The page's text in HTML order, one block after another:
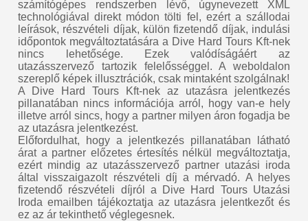
számítógépes rendszerben lévő, úgynevezett XML
technológiával direkt módon tölti fel, ezért a szállodai
leírások, részvételi díjak, külön fizetendő díjak, indulási
időpontok megváltoztatására a Dive Hard Tours Kft-nek
nincs lehetősége. Ezek valódíságáért az
utazásszervező tartozik felelősséggel. A weboldalon
szereplő képek illusztrációk, csak mintaként szolgálnak!
A Dive Hard Tours Kft-nek az utazásra jelentkezés
pillanatában nincs információja arról, hogy van-e hely
illetve arról sincs, hogy a partner milyen áron fogadja be
az utazásra jelentkezést.
Előfordulhat, hogy a jelentkezés pillanatában látható
árat a partner előzetes értesítés nélkül megváltoztatja,
ezért mindig az utazásszervező partner utazási iroda
által visszaigazolt részvételi díj a mérvadó. A helyes
fizetendő részvételi díjról a Dive Hard Tours Utazási
Iroda emailben tájékoztatja az utazásra jelentkezőt és
ez az ár tekinthető véglegesnek.